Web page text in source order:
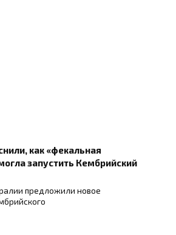
как «фекальная
запустить Кембрийский
предложили новое